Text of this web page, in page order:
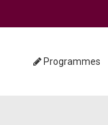
Programmes